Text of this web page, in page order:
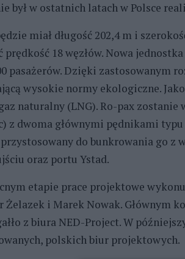
był w ostatnich latach w Polsce
miał długość 202,4 m i
prędkość 18 węzłów. Nowa
pasażerów. Dzięki zastosowanym
wysokie normy ekologiczne.
naturalny (LNG). Ro-pax
z dwoma głównymi pędnikami
do bunkrowania go
oraz portu Ystad.
etapie prace projektowe
Żelazek i Marek Nowak. Głównym
z biura NED-Project. W
polskich biur projektowych.